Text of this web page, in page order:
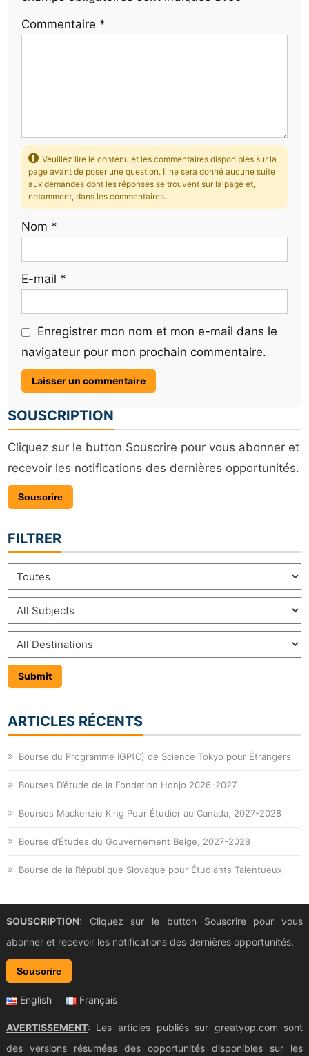
Commentaire *
Veuillez lire le contenu et les commentaires disponibles sur la
page avant de poser une question. Il ne sera donné aucune suite
aux demandes dont les réponses se trouvent sur la page et,
notamment, dans les commentaires.
Nom *
E-mail *
Enregistrer mon nom et mon e-mail dans le
navigateur pour mon prochain commentaire.
SOUSCRIPTION
Cliquez sur le button Souscrire pour vous abonner et
recevoir les notifications des dernières opportunités.
Souscrire
FILTRER
ARTICLES RÉCENTS
Bourse du Programme IGP(C) de Science Tokyo pour Étrangers
Bourses D’étude de la Fondation Honjo 2026-2027
Bourses Mackenzie King Pour Étudier au Canada, 2027-2028
Bourse d’Études du Gouvernement Belge, 2027-2028
Bourse de la République Slovaque pour Étudiants Talentueux
SOUSCRIPTION: Cliquez sur le button Souscrire pour vous
abonner et recevoir les notifications des dernières opportunités.
Souscrire
English Français
AVERTISSEMENT: Les articles publiés sur greatyop.com sont
des versions résumées des opportunités disponibles sur les